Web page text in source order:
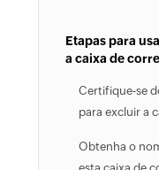
Etapas para
a caixa de
Certifique-se
para excluir a
Obtenha o